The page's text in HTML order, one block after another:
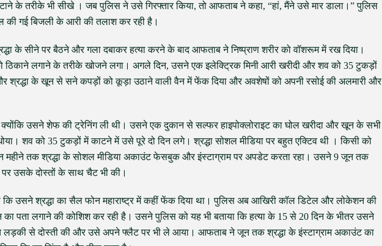
के तरीके भी सीखे । जब पुलिस ने उसे गिरफ्तार किया, तो आफताब ने कहा, “हां, मैंने उसे मार डाला।” पुलिस
की गई बिजली के आरी की तलाश कर रही है।
के सीने पर बैठने और गला दबाकर हत्या करने के बाद आफताब ने निष्प्राण शरीर को वॉशरूम में रख दिया।
ठिकाने लगाने के तरीके खोजने लगा। अगले दिन, उसने एक इलेक्ट्रिक मिनी आरी खरीदी और शव को 35 टुकड़ों
श्रद्धा के खून से सने कपड़ों को कूड़ा उठाने वाली वैन में फेंक दिया और अवशेषों को अपनी रसोई की अलमारी और
उसने शेफ की ट्रेनिंग ली थी। उसने एक दुकान से सल्फर हाइपोक्लोराइट का घोल खरीदा और खून के सभी
शव को 35 टुकड़ों में काटने में उसे पूरे दो दिन लगे। श्रद्धा सोशल मीडिया पर बहुत एक्टिव थी । किसी को
महीने तक श्रद्धा के सोशल मीडिया अकाउंट फेसबुक और इंस्टाग्राम पर अपडेट करता रहा। उसने 9 जून तक
पर उसके दोस्तों के साथ चैट भी की।
उसने श्रद्धा का सैल फोन महाराष्ट्र में कहीं फेंक दिया था। पुलिस अब आखिरी कॉल डिटेल और लोकेशन की
पता लगाने की कोशिश कर रही है। उसने पुलिस को यह भी बताया कि हत्या के 15 से 20 दिन के भीतर उसने
लड़की से दोस्ती की और उसे अपने फ्लैट पर भी ले आया। आफताब ने जून तक श्रद्धा के इंस्टाग्राम अकाउंट का